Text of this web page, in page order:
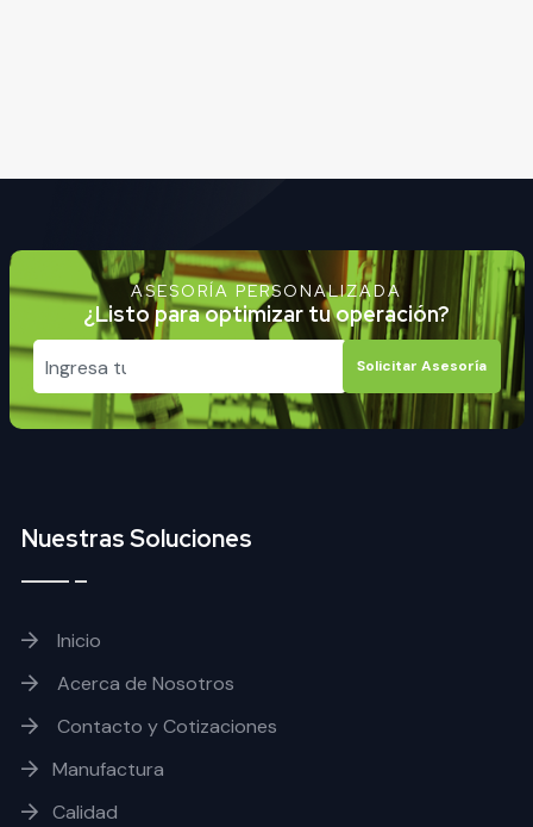
ASESORÍA PERSONALIZADA
¿Listo para optimizar tu operación?
Solicitar Asesoría
Nuestras Soluciones
Inicio
Acerca de Nosotros
Contacto y Cotizaciones
Manufactura
Calidad